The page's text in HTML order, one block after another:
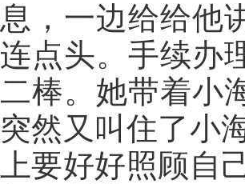
息，一边给给他
连点头。手续办
二棒。她带着小
突然又叫住了小
上要好好照顾自